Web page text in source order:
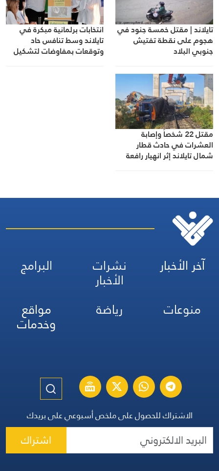
تايلاند | مقتل خمسة جنود في
هجوم على نقطة تفتيش
جنوبي البلاد
انتخابات برلمانية مبكرة في
تايلاند وسط تنافس حاد
وتوقعات بمفاوضات لتشكيل
مقتل 22 شخصاً وإصابة
العشرات في حادث قطار
شمال تايلاند إثر انهيار رافعة
آخر الأخبار نشرات
الأخبار
البرامج
منوعات
رياضة مواقع
وخدمات
الاشتراك للحصول على ملخص أسبوعي على بريدك
اشتراك